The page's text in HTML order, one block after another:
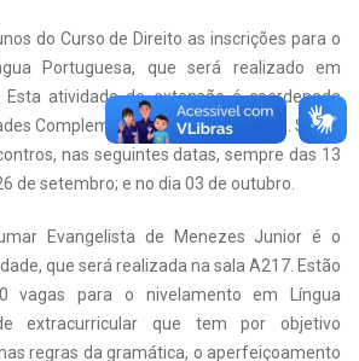
do Curso de Direito as inscrições para o
Portuguesa, que será realizado em
atividade de extensão é coordenada
Complementares (NAC) do curso. Serão
nas seguintes datas, sempre das 13
de setembro; e no dia 03 de outubro.
Evangelista de Menezes Junior é o
que será realizada na sala A217. Estão
vagas para o nivelamento em Língua
extracurricular que tem por objetivo
regras da gramática, o aperfeiçoamento